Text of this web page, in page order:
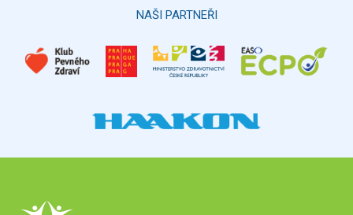
NAŠI PARTNEŘI